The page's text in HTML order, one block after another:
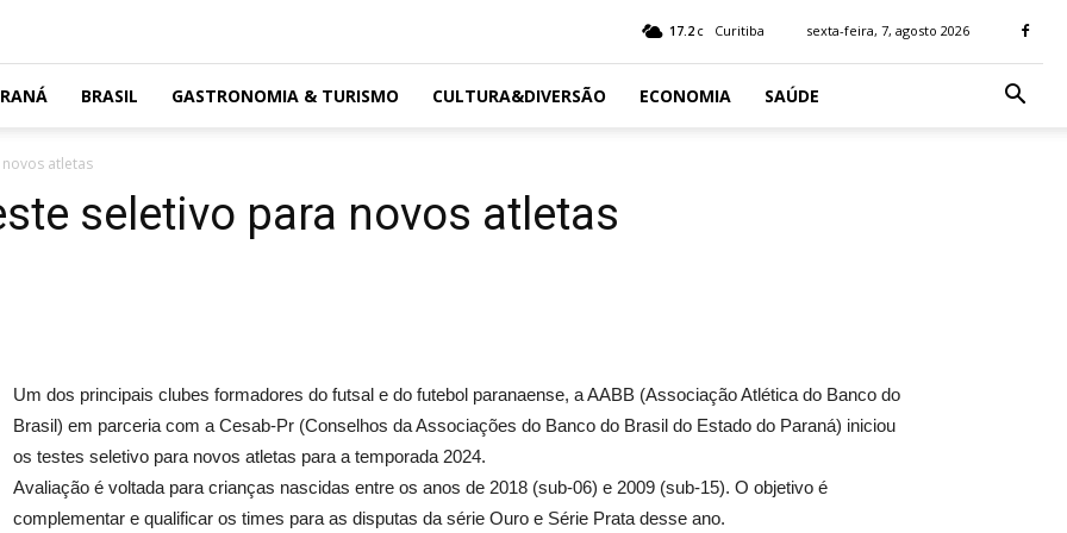
17.2 C Curitiba sexta-feira, 7, agosto 2026
BRASIL GASTRONOMIA & TURISMO CULTURA&DIVERSÃO ECONOMIA SAÚDE
atletas
seletivo para novos atletas
Um dos principais clubes formadores do futsal e do futebol paranaense, a AABB (Associação Atlética do Banco do
Brasil) em parceria com a Cesab-Pr (Conselhos da Associações do Banco do Brasil do Estado do Paraná) iniciou
os testes seletivo para novos atletas para a temporada 2024.
Avaliação é voltada para crianças nascidas entre os anos de 2018 (sub-06) e 2009 (sub-15). O objetivo é
complementar e qualificar os times para as disputas da série Ouro e Série Prata desse ano.